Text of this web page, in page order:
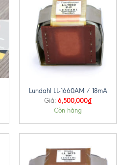
Lundahl LL-1660AM / 18mA
Giá: 6,500,000₫
Còn hàng